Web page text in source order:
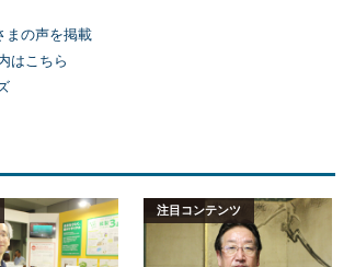
まの声を掲載
はこちら
注目コンテンツ